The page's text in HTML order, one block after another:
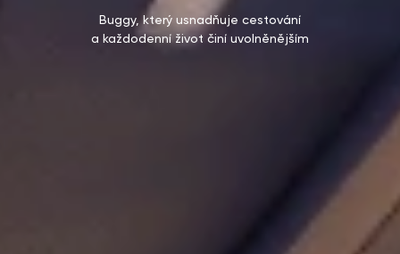
Buggy, který usnadňuje cestování
a každodenní život činí uvolněnějším